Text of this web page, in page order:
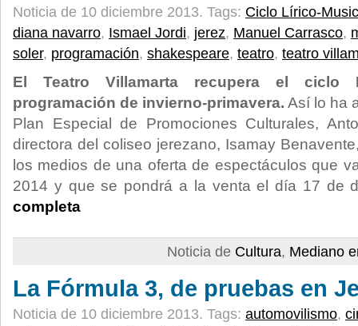
Noticia de 10 diciembre 2013. Tags: Ciclo Lírico-
diana navarro, Ismael Jordi, jerez, Manuel Carrasco,
soler, programación, shakespeare, teatro, teatro
El Teatro Villamarta recupera el ciclo
programación de invierno-primavera. Así lo ha
Plan Especial de Promociones Culturales,
directora del coliseo jerezano, Isamay
los medios de una oferta de espectáculos que
2014 y que se pondrá a la venta el día 17 de
completa
Noticia de Cultura, Mediano
La Fórmula 3, de pruebas en
Noticia de 10 diciembre 2013. Tags: automovilismo,